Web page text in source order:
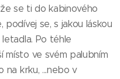
se ti do kabinového
podívej se, s jakou láskou
Po téhle
místo ve svém palubním
na krku, ...nebo v